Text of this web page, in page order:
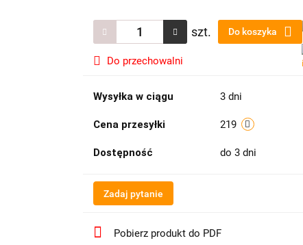
szt. Do koszyka
Do przechowalni
Wysyłka w ciągu 3 dni
Cena przesyłki 219
Dostępność do 3 dni
Zadaj pytanie
Pobierz produkt do PDF